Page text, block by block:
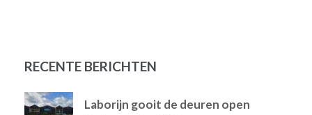
RECENTE BERICHTEN
Laborijn gooit de deuren open